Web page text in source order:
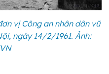
vị Công an nhân dân vũ
ngày 14/2/1961. Ảnh: